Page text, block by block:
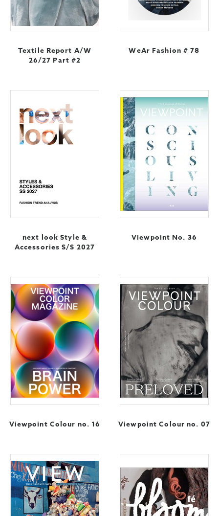
Textile Report A/W
26/27 Part #2
WeAr Fashion # 78
next look Style &
Accessories S/S 2027
Viewpoint No. 36
Viewpoint Colour no. 16 Viewpoint Colour no. 07